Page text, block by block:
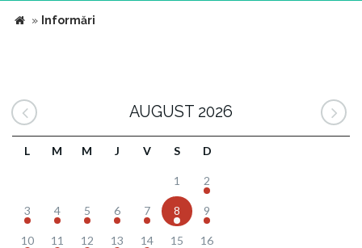
» Informări
AUGUST 2026
L M M J V S D
1 2
3 4 5 6 7 8 9
10 11 12 13 14 15 16